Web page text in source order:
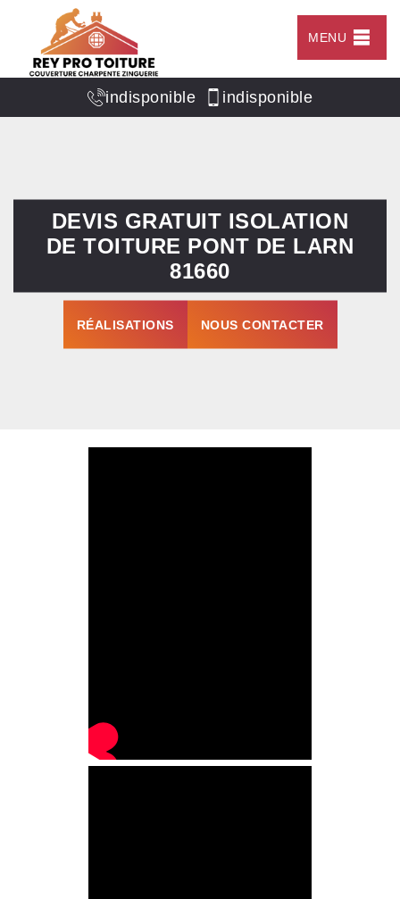
MENU
indisponible indisponible
DEVIS GRATUIT ISOLATION
DE TOITURE PONT DE LARN
81660
RÉALISATIONS NOUS CONTACTER